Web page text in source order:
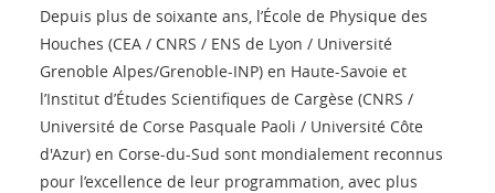
Depuis plus de soixante ans, l’École de Physique des
Houches (CEA / CNRS / ENS de Lyon / Université
Grenoble Alpes/Grenoble-INP) en Haute-Savoie et
l’Institut d’Études Scientifiques de Cargèse (CNRS /
Université de Corse Pasquale Paoli / Université Côte
d'Azur) en Corse-du-Sud sont mondialement reconnus
pour l’excellence de leur programmation, avec plus